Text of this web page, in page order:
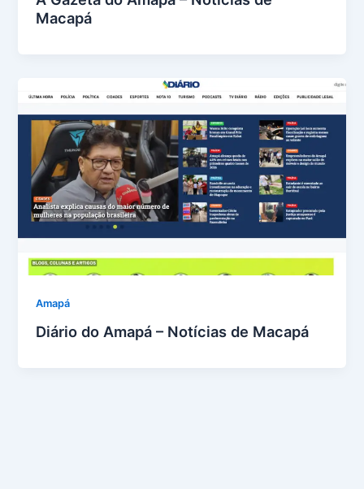
Macapá
Amapá
Diário do Amapá – Notícias de Macapá